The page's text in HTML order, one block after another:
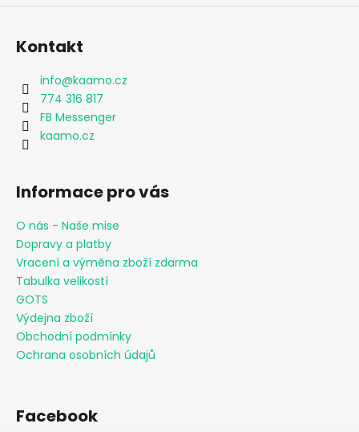
Kontakt
info@kaamo.cz
774 316 817
FB Messenger
kaamo.cz
Informace pro vás
O nás - Naše mise
Dopravy a platby
Vracení a výměna zboží zdarma
Tabulka velikostí
GOTS
Výdejna zboží
Obchodní podmínky
Ochrana osobních údajů
Facebook